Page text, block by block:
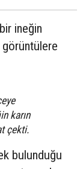
ineğin
görüntülere
karın
çekti.
bulunduğu